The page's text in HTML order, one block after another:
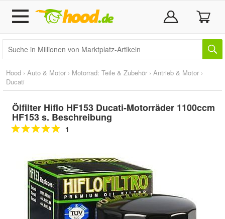
Hood › Auto & Motor › Motorrad: Teile & Zubehör › Antrieb & Motor ›
Ducati
Ölfilter Hiflo HF153 Ducati-Motorräder 1100ccm
HF153 s. Beschreibung
1